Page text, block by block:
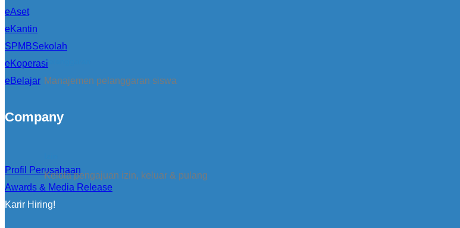
Pelanggaran
Manajemen pelanggaran siswa
Kelola pengajuan izin, keluar & pulang
eAset
eKantin
SPMBSekolah
eKoperasi
eBelajar
Company
Profil Perusahaan
Awards & Media Release
Karir Hiring!